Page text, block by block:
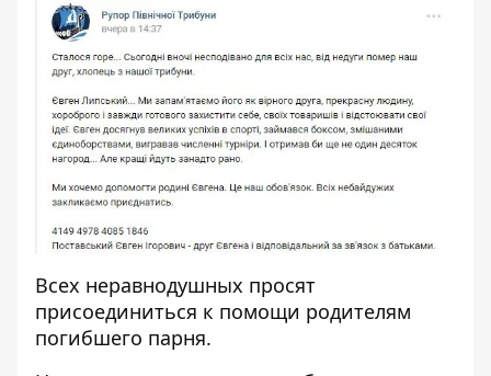
Всех неравнодушных просят
присоединиться к помощи родителям
погибшего парня.